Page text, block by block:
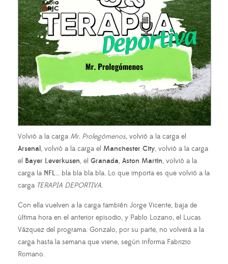
Volvió a la carga Mr. Prolegómenos, volvió a la carga el
Arsenal, volvió a la carga el Manchester City, volvió a la carga
el Bayer Leverkusen, el Granada, Aston Martin, volvió a la
carga la NFL… bla bla bla bla. Lo que importa es que volvió a la
carga TERAPIA DEPORTIVA.
Con ella vuelven a la carga también Jorge Vicente, baja de
última hora en el anterior episodio, y Pablo Lozano, el Lucas
Vázquez del programa. Gonzalo, por su parte, no volverá a la
carga hasta la semana que viene, según informa Fabrizio
Romano.